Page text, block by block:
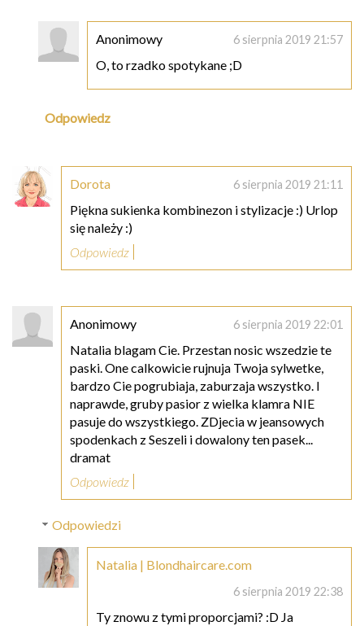
Anonimowy 6 sierpnia 2019 21:57
O, to rzadko spotykane ;D
Odpowiedz
Dorota 6 sierpnia 2019 21:11
Piękna sukienka kombinezon i stylizacje :) Urlop
się należy :)
Odpowiedz
Anonimowy 6 sierpnia 2019 22:01
Natalia blagam Cie. Przestan nosic wszedzie te
paski. One calkowicie rujnuja Twoja sylwetke,
bardzo Cie pogrubiaja, zaburzaja wszystko. I
naprawde, gruby pasior z wielka klamra NIE
pasuje do wszystkiego. ZDjecia w jeansowych
spodenkach z Seszeli i dowalony ten pasek...
dramat
Odpowiedz
Odpowiedzi
Natalia | Blondhaircare.com
6 sierpnia 2019 22:38
Ty znowu z tymi proporcjami? :D Ja